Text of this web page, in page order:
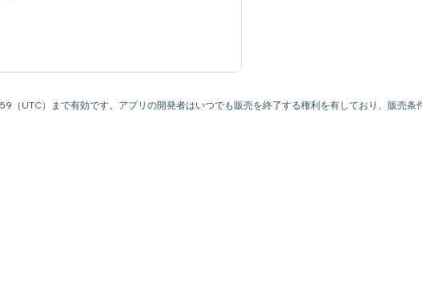
（UTC）まで有効です。アプリの開発者はいつでも販売を終了する権利を有しており、販売条